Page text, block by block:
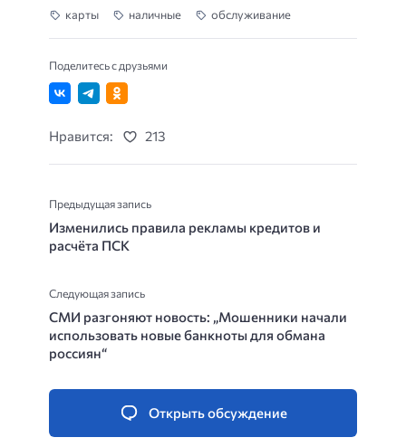
карты наличные обслуживание
Поделитесь с друзьями
Нравится: 213
Предыдущая запись
Изменились правила рекламы кредитов и
расчёта ПСК
Следующая запись
СМИ разгоняют новость: „Мошенники начали
использовать новые банкноты для обмана
россиян“
Открыть обсуждение